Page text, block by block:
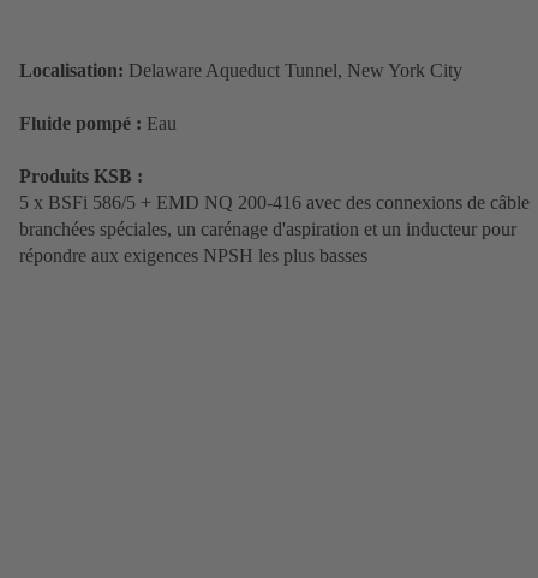
Localisation: Delaware Aqueduct Tunnel, New York City
Fluide pompé : Eau
Produits KSB :
5 x BSFi 586/5 + EMD NQ 200-416 avec des connexions de câble
branchées spéciales, un carénage d'aspiration et un inducteur pour
répondre aux exigences NPSH les plus basses